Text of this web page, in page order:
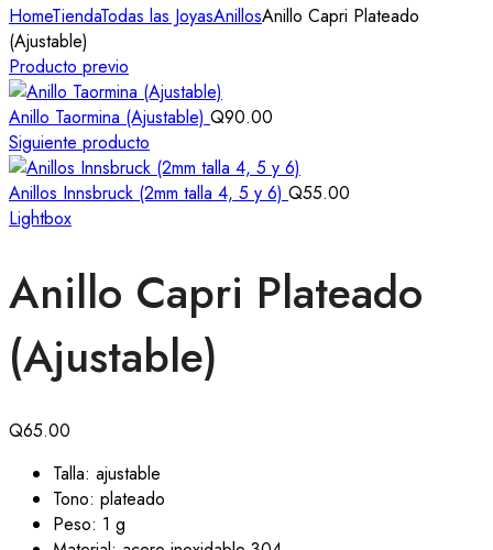
HomeTiendaTodas las JoyasAnillosAnillo Capri Plateado
(Ajustable)
Producto previo
Anillo Taormina (Ajustable) Q90.00
Siguiente producto
Anillos Innsbruck (2mm talla 4, 5 y 6) Q55.00
Lightbox
Anillo Capri Plateado
(Ajustable)
Q65.00
Talla: ajustable
Tono: plateado
Peso: 1 g